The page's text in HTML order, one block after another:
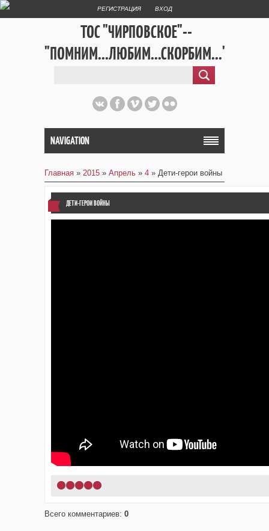
РЕГИСТРАЦИЯ ВХОД
ТОС "ЧИРПОВСКОЕ"--
"ПОМНИМ...ЛЮБИМ...СКОРБИМ..."
NAVIGATION
Главная » 2015 » Апрель » 4 » Дети-герои войны
ДЕТИ-ГЕРОИ ВОЙНЫ
1 2 3 4
Всего комментариев: 0